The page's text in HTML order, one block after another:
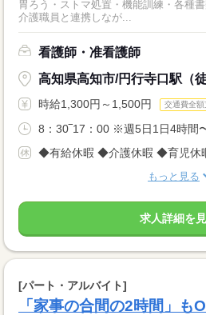
胃ろう・ストマ処置・機能訓練・各種
介護職員と連携しなが...
看護師・准看護師
高知県高知市/円行寺口駅（徒
時給1,300円～1,500円 交通費全額
8：30‾17：00 ※週5日1日4時間
◆有給休暇 ◆介護休暇 ◆育児休
もっと見る
求人詳細を
[パート・アルバイト]
「家事の合間の2時間」も